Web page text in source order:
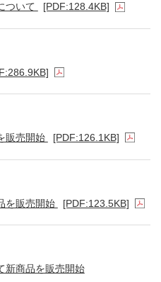
ついて [PDF:128.4KB]
販売開始 [PDF:126.1KB]
を販売開始 [PDF:123.5KB]
新商品を販売開始